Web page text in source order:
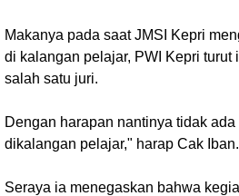
Makanya pada saat JMSI Kepri
di kalangan pelajar, PWI Kepri turut
salah satu juri.
Dengan harapan nantinya tidak
dikalangan pelajar," harap Cak Iban.
Seraya ia menegaskan bahwa